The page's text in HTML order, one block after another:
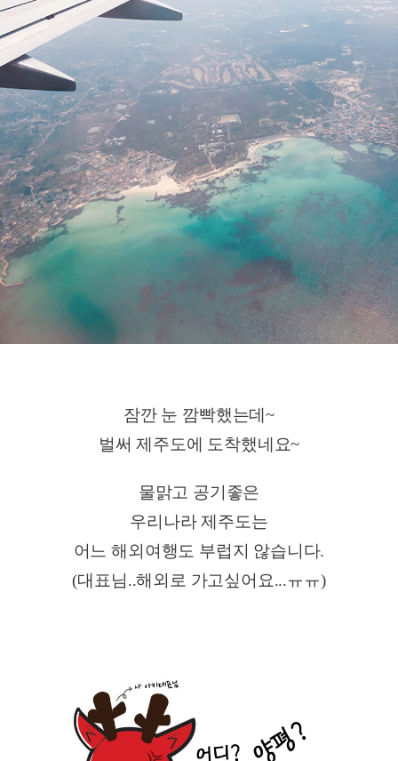
잠깐 눈 깜빡했는데~
벌써 제주도에 도착했네요~
물맑고 공기좋은
우리나라 제주도는
어느 해외여행도 부럽지 않습니다.
(대표님..해외로 가고싶어요...ㅠㅠ)